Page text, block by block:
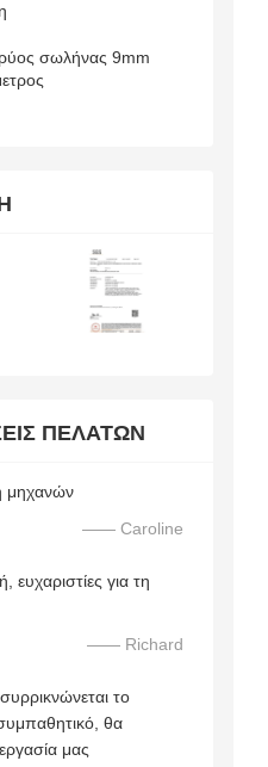
σωλήνας 9mm
ΠΕΛΑΤΏΝ
μηχανών
—— Caroline
για τη
—— Richard
το
θα
μας